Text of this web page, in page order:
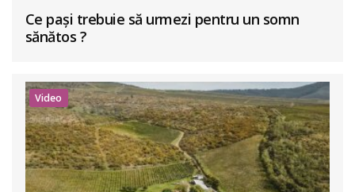
Ce pași trebuie să urmezi pentru un somn
sănătos ?
Video